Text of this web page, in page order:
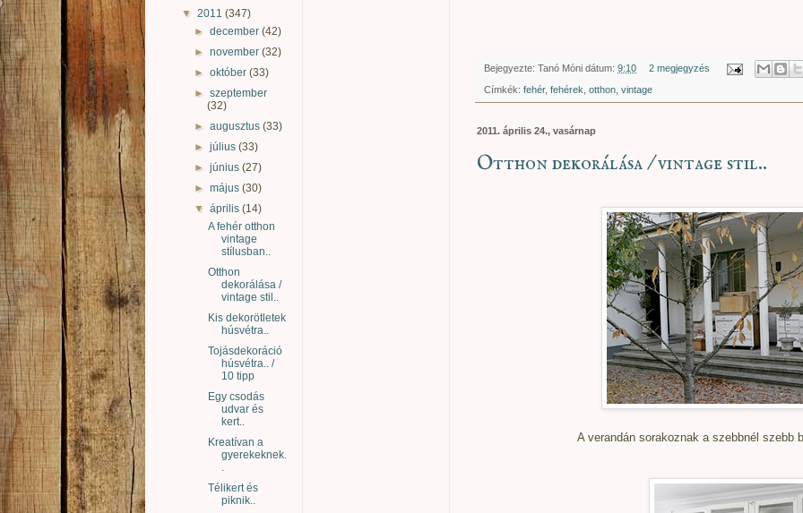
Bejegyezte: Tanó Móni dátum: 9:10 2 megjegyzés
Címkék: fehér, fehérek, otthon, vintage
2011. április 24., vasárnap
Otthon dekorálása / vintage stil..
A verandán sorakoznak a szebbnél szebb
▼ 2011 (347)
►december(42)
►november(32)
►október(33)
►szeptember
(32)
►augusztus(33)
►július(33)
►június(27)
►május(30)
▼április(14)
A fehér otthon
vintage
stílusban..
Otthon
dekorálása /
vintage stil..
Kis dekorötletek
húsvétra..
Tojásdekoráció
húsvétra.. /
10 tipp
Egy csodás
udvar és
kert..
Kreatívan a
gyerekeknek.
Télikert és
piknik..